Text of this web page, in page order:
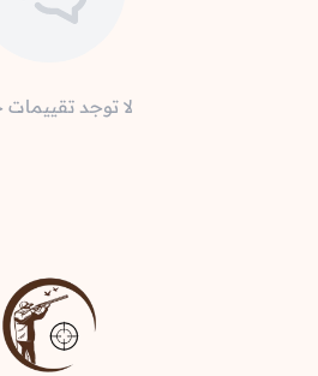
لا توجد تقييمات